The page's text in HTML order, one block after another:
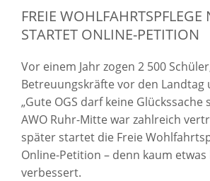
FREIE WOHLFAHRTSPFLEGE
STARTET ONLINE-PETITION
Vor einem Jahr zogen 2 500
Betreuungskräfte vor den
„Gute OGS darf keine Glückssache
AWO Ruhr-Mitte war zahlreich
später startet die Freie
Online-Petition – denn kaum etwas
verbessert.